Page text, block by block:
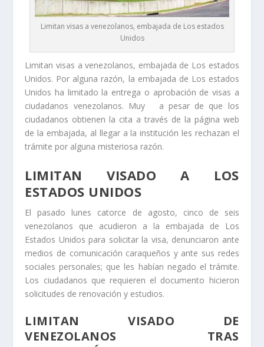
Limitan visas a venezolanos, embajada de Los estados
Unidos
Limitan visas a venezolanos, embajada de Los estados
Unidos. Por alguna razón, la embajada de Los estados
Unidos ha limitado la entrega o aprobación de visas a
ciudadanos venezolanos. Muy a pesar de que los
ciudadanos obtienen la cita a través de la página web
de la embajada, al llegar a la institución les rechazan el
trámite por alguna misteriosa razón.
LIMITAN VISADO A LOS
ESTADOS UNIDOS
El pasado lunes catorce de agosto, cinco de seis
venezolanos que acudieron a la embajada de Los
Estados Unidos para solicitar la visa, denunciaron ante
medios de comunicación caraqueños y ante sus redes
sociales personales; que les habían negado el trámite.
Los ciudadanos que requieren el documento hicieron
solicitudes de renovación y estudios.
LIMITAN VISADO DE
VENEZOLANOS TRAS